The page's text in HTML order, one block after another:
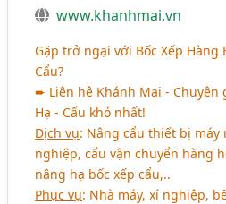
www.khanhmai.vn
Gặp trở ngại với Bốc Xếp Hàng
Cẩu?
➨ Liên hệ Khánh Mai - Chuyên
Hạ - Cẩu khó nhất!
Dịch vụ: Nâng cẩu thiết bị máy
nghiệp, cẩu vận chuyển hàng
nâng hạ bốc xếp cẩu,..
Phục vụ: Nhà máy, xí nghiệp,